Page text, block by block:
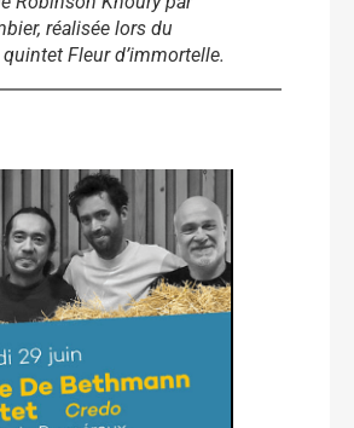
réalisée lors du
Fleur d’immortelle.